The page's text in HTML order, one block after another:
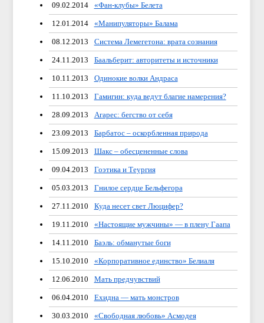
09.02.2014 «Фан-клубы» Белета
12.01.2014 «Манипуляторы» Балама
08.12.2013 Система Лемегетона: врата сознания
24.11.2013 Баальберит: авторитеты и источники
10.11.2013 Одинокие волки Андраса
11.10.2013 Гамигин: куда ведут благие намерения?
28.09.2013 Агарес: бегство от себя
23.09.2013 Барбатос – оскорбленная природа
15.09.2013 Шакс – обесцененные слова
09.04.2013 Гоэтика и Теургия
05.03.2013 Гнилое сердце Бельфегора
27.11.2010 Куда несет свет Люцифер?
19.11.2010 «Настоящие мужчины» — в плену Гаапа
14.11.2010 Баэль: обманутые боги
15.10.2010 «Корпоративное единство» Белиаля
12.06.2010 Мать предчувствий
06.04.2010 Ехидна — мать монстров
30.03.2010 «Свободная любовь» Асмодея